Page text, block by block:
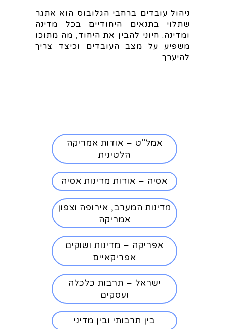
ניהול עובדים ברחבי הגלובוס הוא אתגר
שתלוי בתנאים היחודיים בכל מדינה
ומדינה. חיוני להבין את היחוד, מה מתוכו
משפיע על מצב העובדים וכיצד צריך
להיערך
אמל"ט – אודות אמריקה
הלטינית
אסיה – אודות מדינות אסיה
מדינות המערב, אירופה וצפון
אמריקה
אפריקה – מדינות ושוקים
אפריקאיים
ישראל – תרבות כלכלה
ועסקים
בין תרבותי ובין מדיני